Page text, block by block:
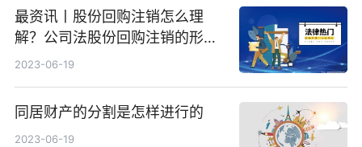
最资讯丨股份回购注销怎么理
解？公司法股份回购注销的形式
有哪些？
2023-06-19
同居财产的分割是怎样进行的
2023-06-19